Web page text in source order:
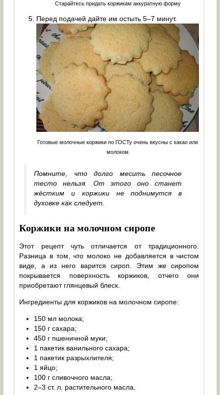
Старайтесь придать коржикам аккуратную форму
Перед подачей дайте им остыть 5–7 минут.
Готовые молочные коржики по ГОСТу очень вкусны с какао или
молоком
Помните, что долго месить песочное
тесто нельзя. От этого оно станет
жёстким и коржики не поднимутся в
духовке как следует.
Коржики на молочном сиропе
Этот рецепт чуть отличается от традиционного.
Разница в том, что молоко не добавляется в чистом
виде, а из него варится сироп. Этим же сиропом
покрывается поверхность коржиков, отчего они
приобретают глянцевый блеск.
Ингредиенты для коржиков на молочном сиропе:
150 мл молока;
150 г сахара;
450 г пшеничной муки;
1 пакетик ванильного сахара;
1 пакетик разрыхлителя;
1 яйцо;
100 г сливочного масла;
2–3 ст. л. растительного масла.